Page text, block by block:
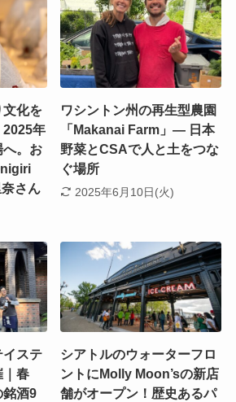
文化を
2025年
へ。お
さん
ワシントン州の再生型農園
「Makanai Farm」― 日本
野菜とCSAで人と土をつな
ぐ場所
2025年6月10日(火)
イステ
｜春
銘酒9
シアトルのウォーターフロ
ントにMolly Moon’sの新店
舗がオープン！歴史あるパ